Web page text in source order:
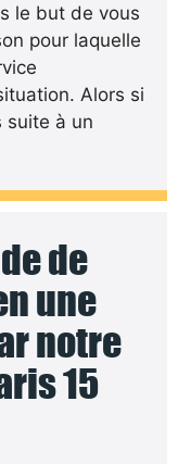
le but de vous
pour laquelle
Alors si
suite à un
de
une
notre
15